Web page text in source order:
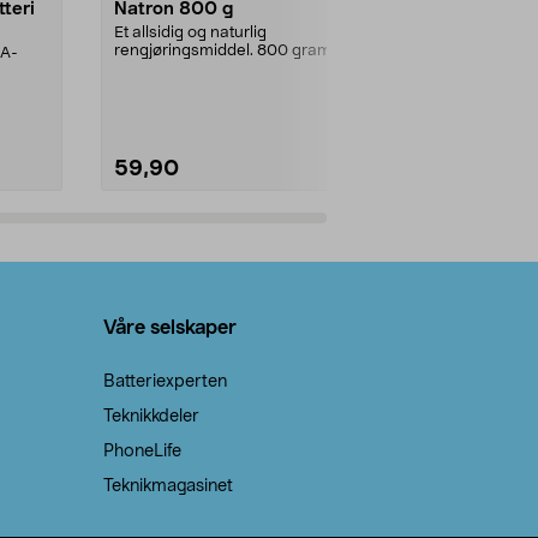
Natron 800 g
Et allsidig og naturlig
rengjøringsmiddel. 800 gram
59,90
Våre selskaper
Batteriexperten
Teknikkdeler
PhoneLife
Teknikmagasinet